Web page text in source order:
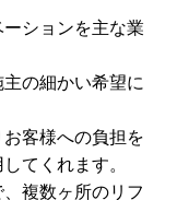
ションを主な業
の細かい希望に
客様への負担を
てくれます。
複数ヶ所のリフ